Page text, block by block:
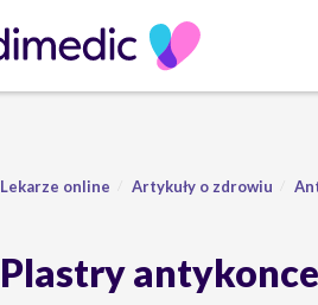
Lekarze online Artykuły o zdrowiu
Plastry